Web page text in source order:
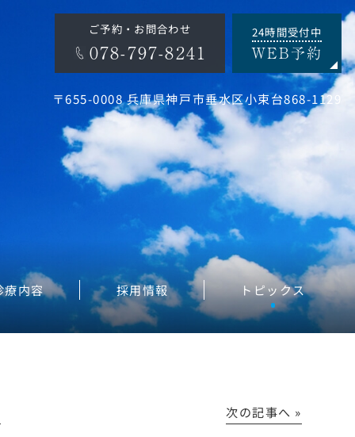
ご予約・お問合わせ
078-797-8241
24時間受付中
WEB予約
〒655-0008 兵庫県神戸市垂水区小束台868-1129
療内容 採用情報 トピックス
次の記事へ »